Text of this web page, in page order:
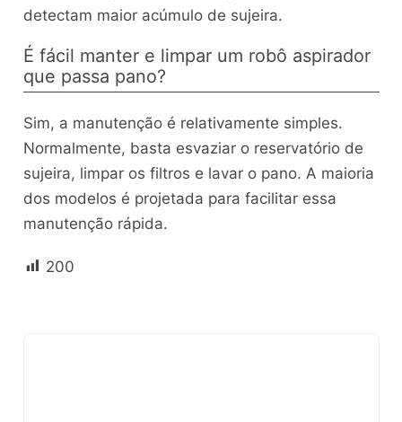
detectam maior acúmulo de sujeira.
É fácil manter e limpar um robô aspirador
que passa pano?
Sim, a manutenção é relativamente simples.
Normalmente, basta esvaziar o reservatório de
sujeira, limpar os filtros e lavar o pano. A maioria
dos modelos é projetada para facilitar essa
manutenção rápida.
200